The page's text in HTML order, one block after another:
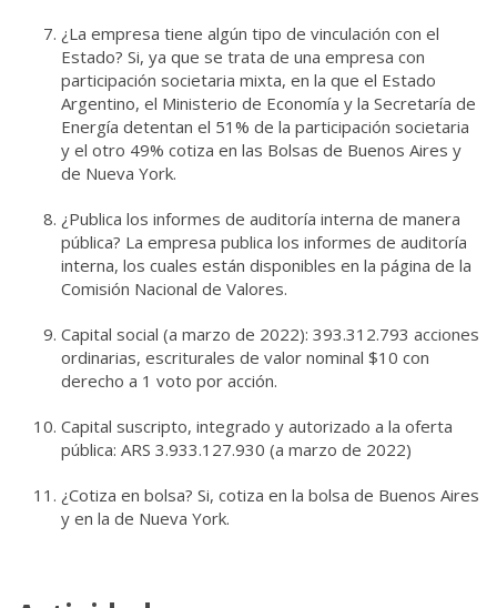
¿La empresa tiene algún tipo de vinculación con el
Estado? Si, ya que se trata de una empresa con
participación societaria mixta, en la que el Estado
Argentino, el Ministerio de Economía y la Secretaría de
Energía detentan el 51% de la participación societaria
y el otro 49% cotiza en las Bolsas de Buenos Aires y
de Nueva York.
¿Publica los informes de auditoría interna de manera
pública? La empresa publica los informes de auditoría
interna, los cuales están disponibles en la página de la
Comisión Nacional de Valores.
Capital social (a marzo de 2022): 393.312.793 acciones
ordinarias, escriturales de valor nominal $10 con
derecho a 1 voto por acción.
Capital suscripto, integrado y autorizado a la oferta
pública: ARS 3.933.127.930 (a marzo de 2022)
¿Cotiza en bolsa? Si, cotiza en la bolsa de Buenos Aires
y en la de Nueva York.